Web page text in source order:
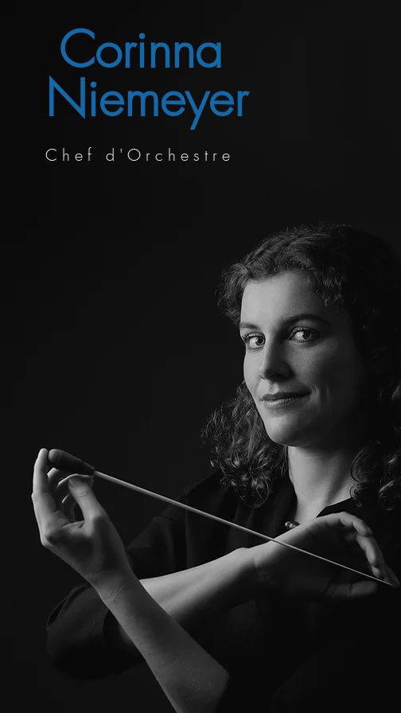
Corinna
Niemeyer
C h e f d ' O r c h e s t r e